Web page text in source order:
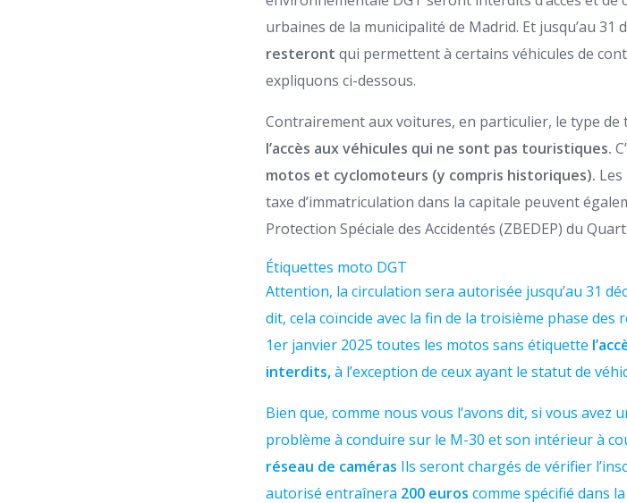
urbaines de la municipalité de Madrid. Et jusqu’au 31
resterontqui permettent à certains véhicules de
expliquons ci-dessous.
Contrairement aux voitures, en particulier, le type de
l’accès aux véhicules qui ne sont pas touristiques.
motos et cyclomoteurs (y compris historiques).
taxe d’immatriculation dans la capitale peuvent
Protection Spéciale des Accidentés (ZBEDEP) du
Étiquettes moto DGT
Attention, la circulation sera autorisée jusqu’au 31
dit, cela coïncide avec la fin de la troisième phase
1er janvier 2025 toutes les motos sans étiquette
interdits,à l’exception de ceux ayant le statut de
Bien que, comme nous vous l’avons dit, si vous avez
problème à conduire sur le M-30 et son intérieur à
réseau de caméras Ils seront chargés de vérifier
autorisé entraînera 200 euroscomme spécifié dans